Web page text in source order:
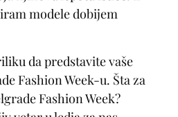
modele dobijem
da predstavite vaše
Fashion Week-u. Šta za
Fashion Week?